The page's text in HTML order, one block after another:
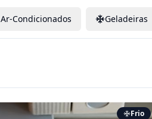
Ar-Condicionados Geladeiras
Frio